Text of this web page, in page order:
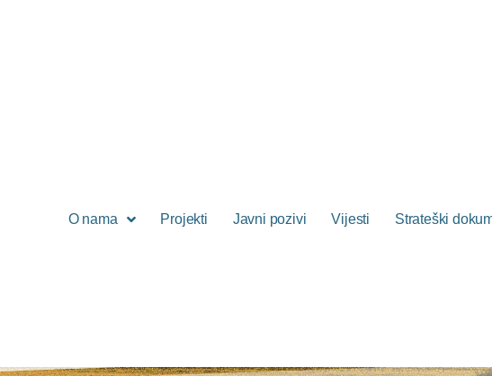
O nama Projekti Javni pozivi Vijesti Strateški